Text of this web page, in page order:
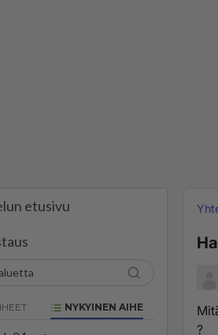
etusivu
NYKYINEN AIHE
?